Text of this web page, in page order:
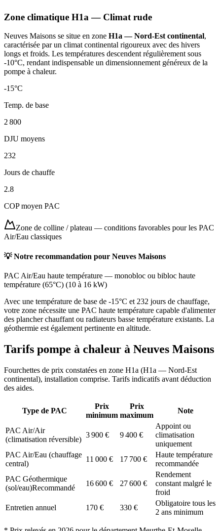
Zone climatique H1a — Climat rude
Neuves Maisons se situe en zone H1a — Nord-Est continental,
caractérisée par un climat continental rigoureux avec des hivers
longs et froids. Les températures descendent régulièrement sous
-10°C, rendant indispensable un dimensionnement généreux de la
pompe à chaleur.
-15°C
Temp. de base
2 800
DJU moyens
232
Jours de chauffe
2.8
COP moyen PAC
Zone de colline / plateau — conditions favorables pour les PAC
Air/Eau classiques
💡 Notre recommandation pour Neuves Maisons
PAC Air/Eau haute température — monobloc ou bibloc haute
température (65°C) (10 à 16 kW)
Avec une température de base de -15°C et 232 jours de chauffage,
votre zone nécessite une PAC haute température capable d'alimenter
des plancher chauffant ou radiateurs basse température existants. La
géothermie est également pertinente en altitude.
Tarifs pompe à chaleur à Neuves Maisons
Fourchettes de prix constatées en zone H1a (H1a — Nord-Est
continental), installation comprise. Tarifs indicatifs avant déduction
des aides.
Type de PAC
Prix
minimum
Prix
maximum
Note
PAC Air/Air
(climatisation réversible)
3 900 € 9 400 €
Appoint ou
climatisation
uniquement
PAC Air/Eau (chauffage
central)
11 000 € 17 700 €
Haute température
recommandée
PAC Géothermique
(sol/eau)Recommandé
16 600 € 27 600 €
Rendement
constant malgré le
froid
Entretien annuel
170 € 330 €
Obligatoire tous les
2 ans minimum